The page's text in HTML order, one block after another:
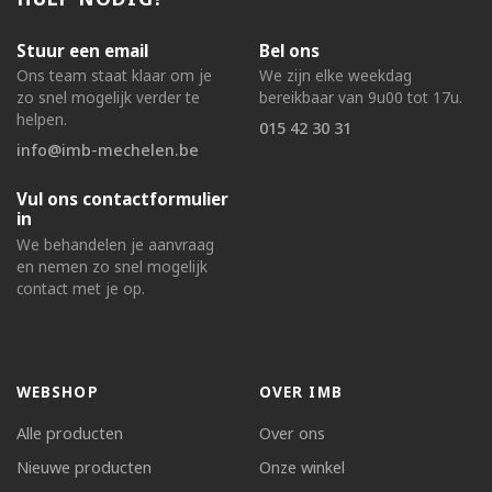
Stuur een email
Ons team staat klaar om je
zo snel mogelijk verder te
helpen.
info@imb-mechelen.be
Bel ons
We zijn elke weekdag
bereikbaar van 9u00 tot 17u.
015 42 30 31
Vul ons contactformulier
in
We behandelen je aanvraag
en nemen zo snel mogelijk
contact met je op.
WEBSHOP
Alle producten
Nieuwe producten
OVER IMB
Over ons
Onze winkel